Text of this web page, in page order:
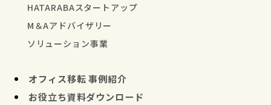
HATARABAスタートアップ
M＆Aアドバイザリー
ソリューション事業
オフィス移転 事例紹介
お役立ち資料ダウンロード